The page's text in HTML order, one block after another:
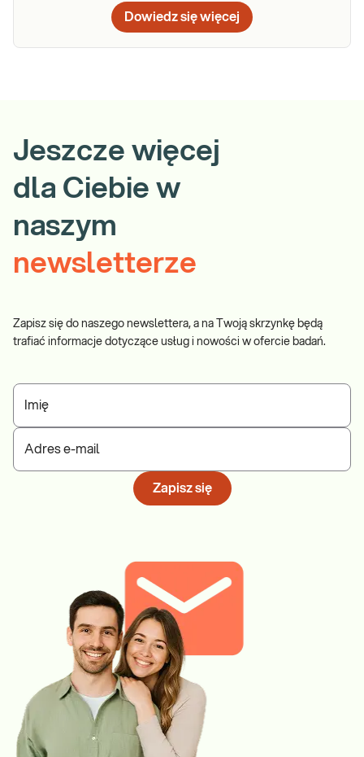
Dowiedz się więcej
Jeszcze więcej
dla Ciebie w
naszym
newsletterze
Zapisz się do naszego newslettera, a na Twoją skrzynkę będą
trafiać informacje dotyczące usług i nowości w ofercie badań.
Imię
Adres e-mail
Zapisz się